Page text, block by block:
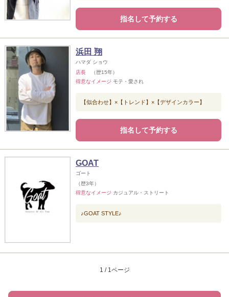
指名して予約する
浜田 翔
ハマダ ショウ
店長
（歴15年）
得意なイメージ モテ・愛され
【似合わせ】×【トレンド】×【デザインカラー】
指名して予約する
GOAT
ゴート
（歴3年）
得意なイメージ カジュアル・ストリート
♪GOAT STYLE♪
1 / 1ページ